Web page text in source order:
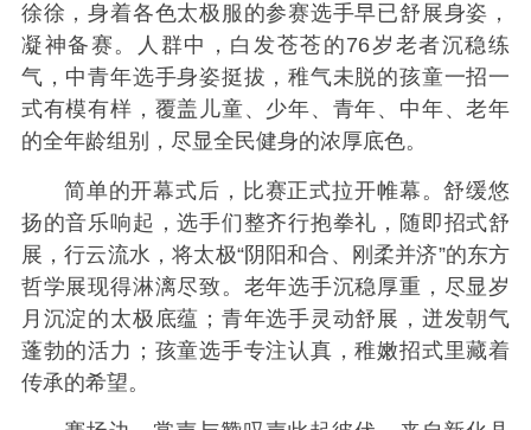
徐徐，身着各色太极服的参赛选手早已舒展身姿，
凝神备赛。人群中，白发苍苍的76岁老者沉稳练
气，中青年选手身姿挺拔，稚气未脱的孩童一招一
式有模有样，覆盖儿童、少年、青年、中年、老年
的全年龄组别，尽显全民健身的浓厚底色。
简单的开幕式后，比赛正式拉开帷幕。舒缓悠
扬的音乐响起，选手们整齐行抱拳礼，随即招式舒
展，行云流水，将太极“阴阳和合、刚柔并济”的东方
哲学展现得淋漓尽致。老年选手沉稳厚重，尽显岁
月沉淀的太极底蕴；青年选手灵动舒展，迸发朝气
蓬勃的活力；孩童选手专注认真，稚嫩招式里藏着
传承的希望。